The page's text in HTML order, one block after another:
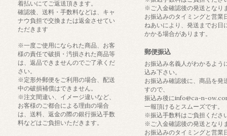
着払いにてご返送頂きます。
確認後、送料・手数料などは、キャ
ナウ負担で交換または返金させてい
ただきます
※一度ご使用になられた商品、お客
様の責任で破損・汚損された商品等
は、返品できませんのでご了承くだ
さい。
※定形外郵便をご利用の場合、配送
中の破損補償はできません。
※注文間違い、イメージ違いなど、
お客様のご都合による理由の場合
は、送料、返金の際の銀行振込手数
料などはご負担いただきます。
※ご入金確認後の発送となり
お振込みのタイミングと営業
ねあいにより、発送までお日
かかる場合があります。
郵便振込
お振込み名義人がわかるよう
込み下さい。
お振込み確認後に、商品を発
すので、
振込み後にinfo@ca-n-
一報頂けるとスムーズです。
※振込手数料はご負担くださ
※ご入金確認後の発送となり
お振込みのタイミングと営業